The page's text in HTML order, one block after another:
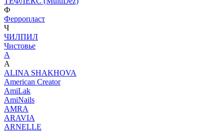
Ф
Ферропласт
Ч
ЧИЛПИЛ
Чистовье
A
A
ALINA SHAKHOVA
American Creator
AmiLak
AmiNails
AMRA
ARAVIA
ARNELLE